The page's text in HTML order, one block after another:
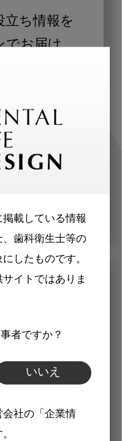
載している情報
歯科衛生士等の
したものです。
イトではありま
者ですか？
いいえ
会社の「企業情
立ち情報を
でお届け
歯科医師、歯
に合わせた内
届けします。
可能